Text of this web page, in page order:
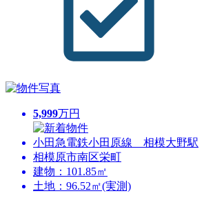
5,999万円
小田急電鉄小田原線 相模大野駅
相模原市南区栄町
建物：101.85㎡
土地：96.52㎡(実測)